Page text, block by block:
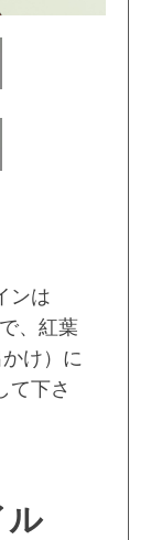
ンは
、紅葉
け）に
て下さ
ル